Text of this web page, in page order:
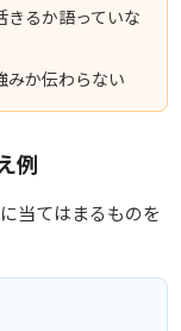
きるか語っていな
みか伝わらない
例
当てはまるものを